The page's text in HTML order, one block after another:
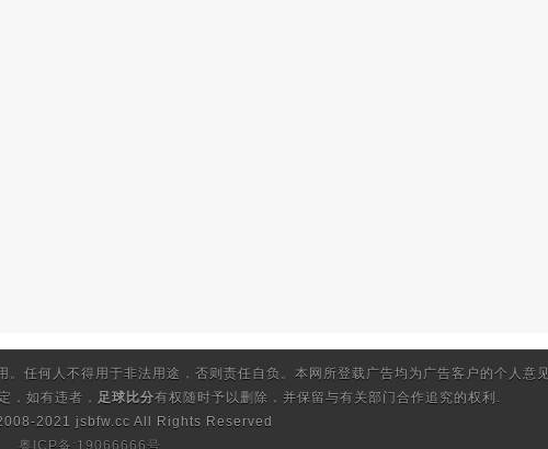
。任何人不得用于非法用途，否则责任自负。本网所登载广告均为广告客户的个人意
，如有违者， 足球比分有权随时予以删除，并保留与有关部门合作追究的权利.
2021 jsbfw.cc All Rights Reserved
粤ICP备:19066666号